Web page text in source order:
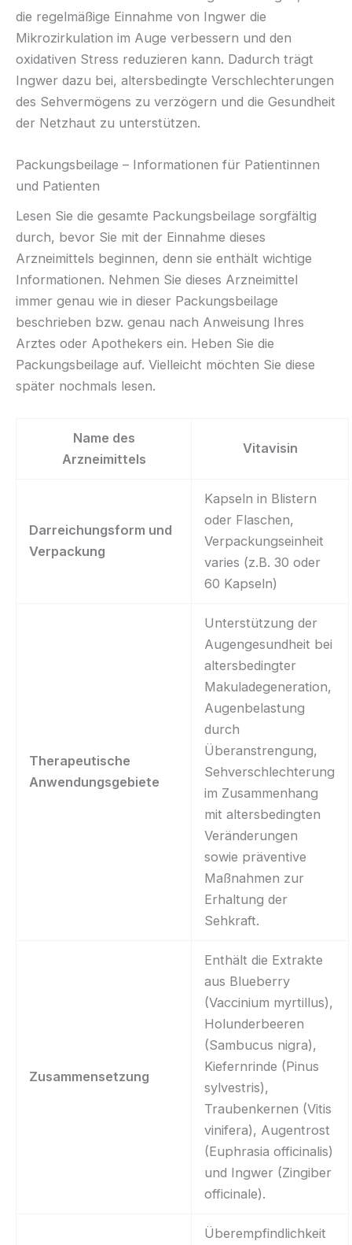
die regelmäßige Einnahme von Ingwer die
Mikrozirkulation im Auge verbessern und den
oxidativen Stress reduzieren kann. Dadurch trägt
Ingwer dazu bei, altersbedingte Verschlechterungen
des Sehvermögens zu verzögern und die Gesundheit
der Netzhaut zu unterstützen.
Packungsbeilage – Informationen für Patientinnen
und Patienten
Lesen Sie die gesamte Packungsbeilage sorgfältig
durch, bevor Sie mit der Einnahme dieses
Arzneimittels beginnen, denn sie enthält wichtige
Informationen. Nehmen Sie dieses Arzneimittel
immer genau wie in dieser Packungsbeilage
beschrieben bzw. genau nach Anweisung Ihres
Arztes oder Apothekers ein. Heben Sie die
Packungsbeilage auf. Vielleicht möchten Sie diese
später nochmals lesen.
Name des
Arzneimittels
Vitavisin
Darreichungsform und
Verpackung
Kapseln in Blistern
oder Flaschen,
Verpackungseinheit
varies (z.B. 30 oder
60 Kapseln)
Therapeutische
Anwendungsgebiete
Unterstützung der
Augengesundheit bei
altersbedingter
Makuladegeneration,
Augenbelastung
durch
Überanstrengung,
Sehverschlechterung
im Zusammenhang
mit altersbedingten
Veränderungen
sowie präventive
Maßnahmen zur
Erhaltung der
Sehkraft.
Zusammensetzung
Enthält die Extrakte
aus Blueberry
(Vaccinium myrtillus),
Holunderbeeren
(Sambucus nigra),
Kiefernrinde (Pinus
sylvestris),
Traubenkernen (Vitis
vinifera), Augentrost
(Euphrasia officinalis)
und Ingwer (Zingiber
officinale).
Überempfindlichkeit